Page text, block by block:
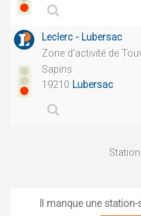
Leclerc - Lubersac
Zone d'activité de
Sapins
19210 Lubersac
Il manque une